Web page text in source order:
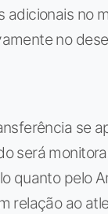
adicionais no
no
se
será
quanto pelo
relação ao